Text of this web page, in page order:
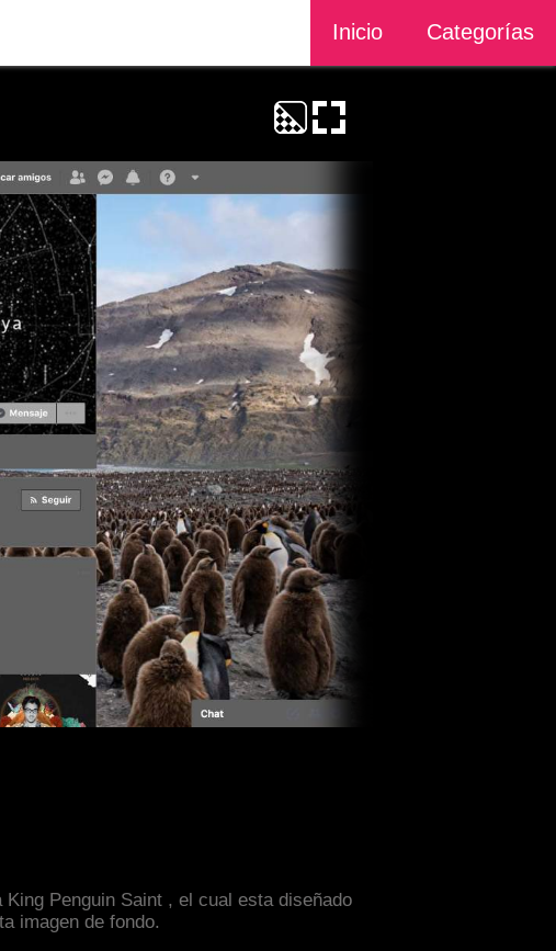
Inicio Categorías
Penguin Saint , el cual esta diseñado
imagen de fondo.